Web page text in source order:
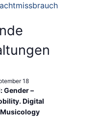
18
Gender –
Digital